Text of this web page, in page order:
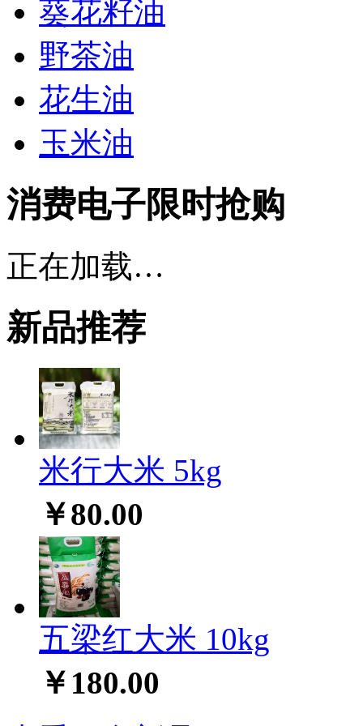
葵花籽油
野茶油
花生油
玉米油
消费电子限时抢购
正在加载…
新品推荐
米行大米 5kg
￥80.00
五梁红大米 10kg
￥180.00